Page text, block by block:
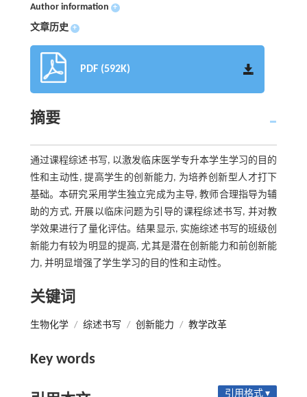
Author information +
文章历史 +
PDF (592K)
摘要
通过课程综述书写, 以激发临床医学专升本学生学习的目的
性和主动性, 提高学生的创新能力, 为培养创新型人才打下
基础。本研究采用学生独立完成为主导, 教师合理指导为辅
助的方式, 开展以临床问题为引导的课程综述书写, 并对教
学效果进行了量化评估。结果显示, 实施综述书写的班级创
新能力有较为明显的提高, 尤其是潜在创新能力和前创新能
力, 并明显增强了学生学习的目的性和主动性。
关键词
生物化学 / 综述书写 / 创新能力 / 教学改革
Key words
引用格式 ▾